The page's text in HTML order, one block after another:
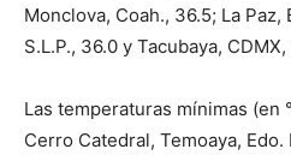
Monclova, Coah., 36.5; La Paz,
S.L.P., 36.0 y Tacubaya,
Las temperaturas mínimas (en
Cerro Catedral, Temoaya,